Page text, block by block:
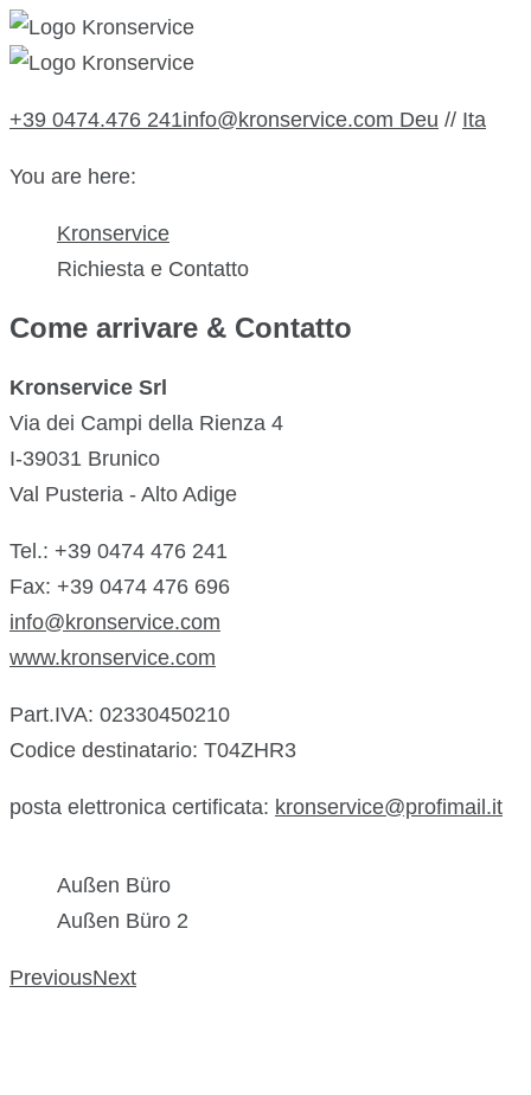
+39 0474.476 241info@kronservice.com Deu // Ita
You are here:
Kronservice
Richiesta e Contatto
Come arrivare & Contatto
Kronservice Srl
Via dei Campi della Rienza 4
I-39031 Brunico
Val Pusteria - Alto Adige
Tel.: +39 0474 476 241
Fax: +39 0474 476 696
info@kronservice.com
www.kronservice.com
Part.IVA: 02330450210
Codice destinatario: T04ZHR3
posta elettronica certificata: kronservice@profimail.it
Außen Büro
Außen Büro 2
PreviousNext